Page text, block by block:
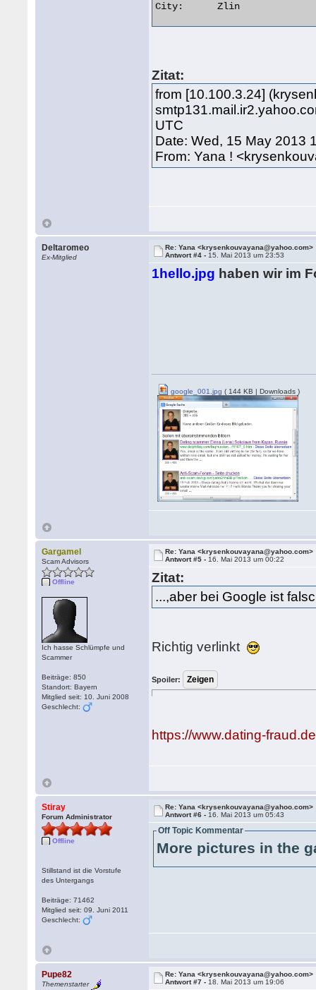
City:      Zlin
Zitat:
from [10.100.3.24]
UTC
Date: Wed, 15 May 2013
From: Yana !
Deltaromeo
Ex-Mitglied
Re: Yana <krysenkouvayana@yahoo.com>
Antwort #4 - 15. Mai 2013 um 23:53
1hello.jpg haben wir im
google_001.jpg ( 144 KB | Downloads )
Gargamel
Scam Advisors
Offline
Ich hasse Schlümpfe und
Scammer
Beiträge: 850
Standort: Bayern
Mitglied seit: 10. Juni 2008
Geschlecht:
Re: Yana <krysenkouvayana@yahoo.com>
Antwort #5 - 16. Mai 2013 um 00:22
Zitat:
...,aber bei Google ist
Richtig verlinkt
Spoiler:
https://www.dating-
Stiray
Forum Administrator
Offline
Stillstand ist die Vorstufe
des Untergangs
Beiträge: 71462
Mitglied seit: 09. Juni 2011
Geschlecht:
Re: Yana <krysenkouvayana@yahoo.com>
Antwort #6 - 16. Mai 2013 um 05:43
Off Topic Kommentar
More pictures in the
Pupe82
Themenstarter
Re: Yana <krysenkouvayana@yahoo.com>
Antwort #7 - 18. Mai 2013 um 19:06